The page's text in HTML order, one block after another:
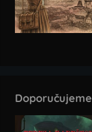
Doporučujeme